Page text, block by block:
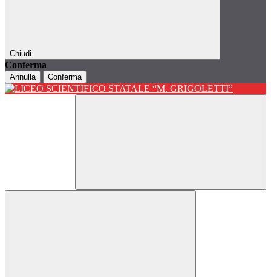
Chiudi
Conferma
Annulla Conferma